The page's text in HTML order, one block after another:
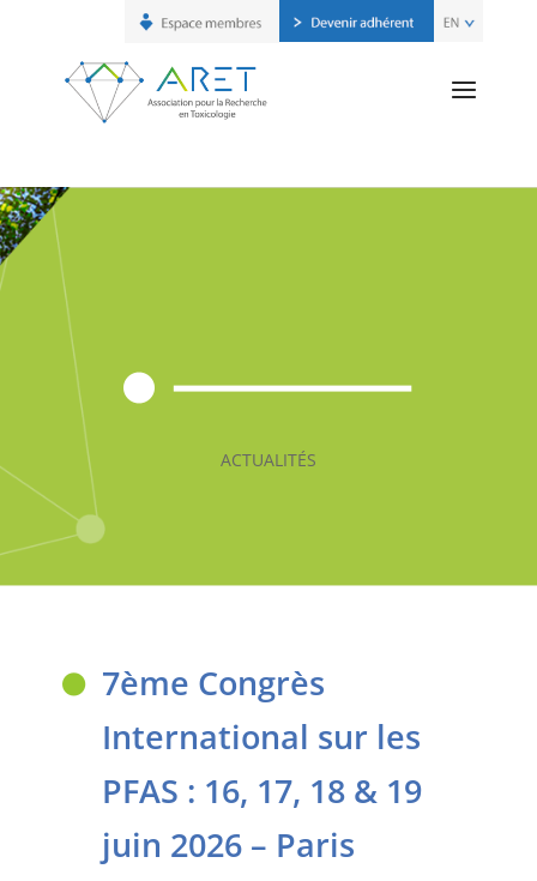
ACTUALITÉS
7ème Congrès
International sur les
PFAS : 16, 17, 18 & 19
juin 2026 – Paris